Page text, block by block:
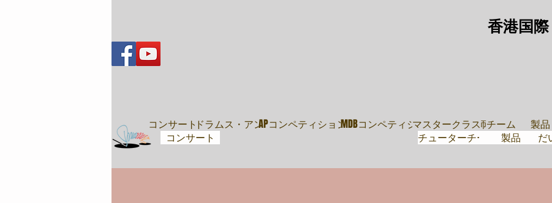
コンサート
音樂會
コンサート ドラムス・アンド・ムーブ
香港国際
APコンペティション
チューターチーム
製品 だ
教師 導師團隊 鼓
講師チーム 製品
MDBコンペティションマスタークラス